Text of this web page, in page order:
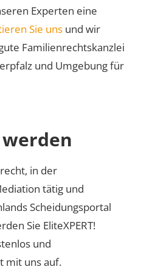
Experten eine
Sie uns und wir
Familienrechtskanzlei
und Umgebung für
werden
in der
tätig und
Scheidungsportal
Sie EliteXPERT!
und
mit uns auf.